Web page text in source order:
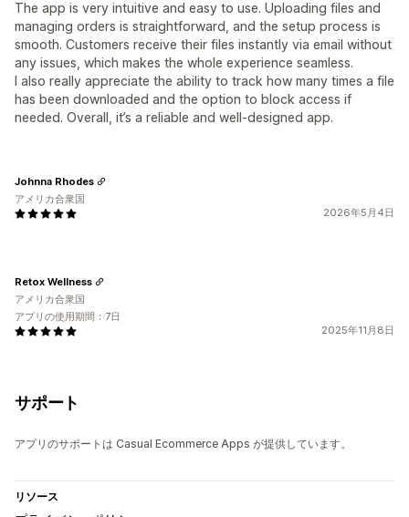
The app is very intuitive and easy to use. Uploading files and
managing orders is straightforward, and the setup process is
smooth. Customers receive their files instantly via email without
any issues, which makes the whole experience seamless.
I also really appreciate the ability to track how many times a file
has been downloaded and the option to block access if
needed. Overall, it’s a reliable and well-designed app.
2026年5月4日
Johnna Rhodes
アメリカ合衆国
2025年11月8日
Retox Wellness
アメリカ合衆国
アプリの使用期間：7日
サポート
アプリのサポートは Casual Ecommerce Apps が提供しています。
リソース